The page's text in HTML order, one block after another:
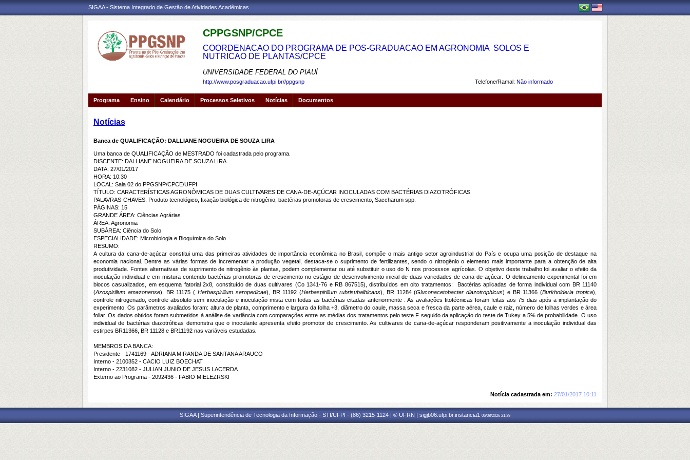
SIGAA - Sistema Integrado de Gestão de Atividades Acadêmicas
CPPGSNP/CPCE
COORDENACAO DO PROGRAMA DE POS-GRADUACAO EM AGRONOMIA  SOLOS E
NUTRICAO DE PLANTAS/CPCE
UNIVERSIDADE FEDERAL DO PIAUÍ
Telefone/Ramal: Não informado
http://www.posgraduacao.ufpi.br//ppgsnp
Programa Ensino Calendário Processos Seletivos Notícias Documentos
Notícias
Banca de QUALIFICAÇÃO: DALLIANE NOGUEIRA DE SOUZA LIRA
Uma banca de QUALIFICAÇÃO de MESTRADO foi cadastrada pelo programa.
DISCENTE: DALLIANE NOGUEIRA DE SOUZA LIRA
DATA: 27/01/2017
HORA: 10:30
LOCAL: Sala 02 do PPGSNP/CPCE/UFPI
TÍTULO: CARACTERÍSTICAS AGRONÔMICAS DE DUAS CULTIVARES DE CANA-DE-AÇÚCAR INOCULADAS COM BACTÉRIAS DIAZOTRÓFICAS
PALAVRAS-CHAVES: Produto tecnológico, fixação biológica de nitrogênio, bactérias promotoras de crescimento, Saccharum spp.
PÁGINAS: 15
GRANDE ÁREA: Ciências Agrárias
ÁREA: Agronomia
SUBÁREA: Ciência do Solo
ESPECIALIDADE: Microbiologia e Bioquímica do Solo
RESUMO:
A cultura da cana-de-açúcar constitui uma das primeiras atividades de importância econômica no Brasil, compõe o mais antigo setor agroindustrial do País e ocupa uma posição de destaque na
economia nacional. Dentre as várias formas de incrementar a produção vegetal, destaca-se o suprimento de fertilizantes, sendo o nitrogênio o elemento mais importante para a obtenção de alta
produtividade. Fontes alternativas de suprimento de nitrogênio às plantas, podem complementar ou até substituir o uso do N nos processos agrícolas. O objetivo deste trabalho foi avaliar o efeito da
inoculação individual e em mistura contendo bactérias promotoras de crescimento no estágio de desenvolvimento inicial de duas variedades de cana-de-açúcar. O delineamento experimental foi em
blocos casualizados, em esquema fatorial 2x8, constituído de duas cultivares (Co 1341-76 e RB 867515), distribuídos em oito tratamentos: Bactérias aplicadas de forma individual com BR 11140
(Azospirillum amazonense), BR 11175 ( Herbaspirillumseropedicae), BR 11192 (Herbaspirillum rubrisubalbicans), BR 11284 (Gluconacetobacter diazotrophicus) e BR 11366 (Burkholderia tropica),
controle nitrogenado, controle absoluto sem inoculação e inoculação mista com todas as bactérias citadas anteriormente . As avaliações fitotécnicas foram feitas aos 75 dias após a implantação do
experimento. Os parâmetros avaliados foram: altura de planta, comprimento e largura da folha +3, diâmetro do caule, massa seca e fresca da parte aérea, caule e raiz, número de folhas verdes e área
foliar. Os dados obtidos foram submetidos à análise de variância com comparações entre as médias dos tratamentos pelo teste F seguido da aplicação do teste de Tukey a 5% de probabilidade. O uso
individual de bactérias diazotróficas demonstra que o inoculante apresenta efeito promotor de crescimento. As cultivares de cana-de-açúcar responderam positivamente a inoculação individual das
estirpes BR11366, BR 11128 e BR11192 nas variáveis estudadas
MEMBROS DA BANCA:
Presidente - 1741169 - ADRIANA MIRANDA DE SANTANA ARAUCO
Interno - 2100352 - CACIO LUIZ BOECHAT
Interno - 2231082 - JULIAN JUNIO DE JESUS LACERDA
Externo ao Programa - 2092436 - FABIO MIELEZRSKI
Notícia cadastrada em: 27/01/2017 10:11
SIGAA | Superintendência de Tecnologia da Informação - STI/UFPI - (86) 3215-1124 | © UFRN | sigjb06.ufpi.br.instancia1 06/08/2026 21:39